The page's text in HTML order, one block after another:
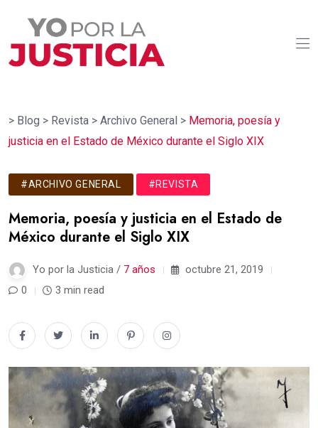
> Blog > Revista > Archivo General > Memoria, poesía y
justicia en el Estado de México durante el Siglo XIX
#ARCHIVO GENERAL #REVISTA
Memoria, poesía y justicia en el Estado de
México durante el Siglo XIX
Yo por la Justicia / 7 años
octubre 21, 2019
0
3 min read